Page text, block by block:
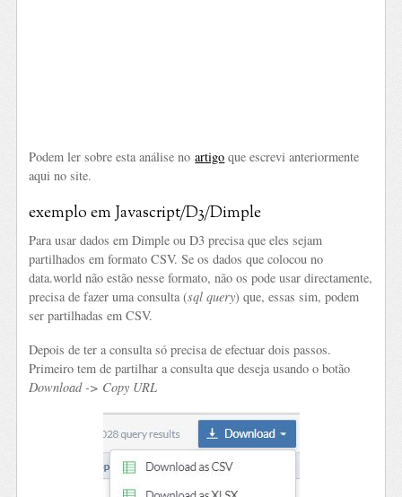
Podem ler sobre esta análise noartigo que escrevi anteriormente
aqui no site.
exemplo em Javascript/D3/Dimple
Para usar dados em Dimple ou D3 precisa que eles sejam
partilhados em formato CSV. Se os dados que colocou no
data.world não estão nesse formato, não os pode usar directamente,
precisa de fazer uma consulta (sql query) que, essas sim, podem
ser partilhadas em CSV.
Depois de ter a consulta só precisa de efectuar dois passos.
Primeiro tem de partilhar a consulta que deseja usando o botão
Download -> Copy URL